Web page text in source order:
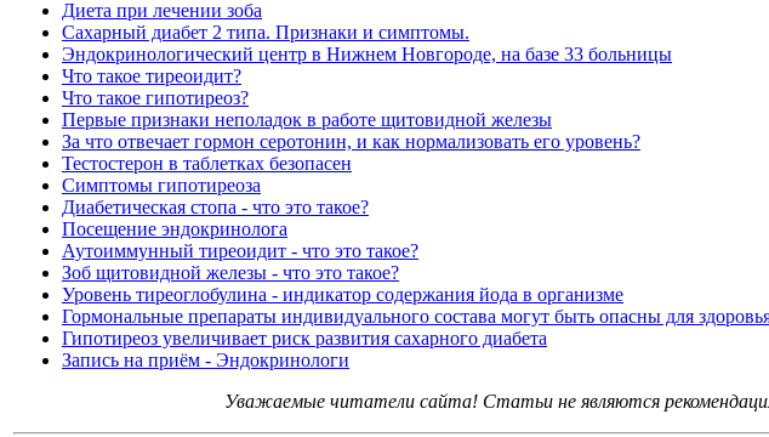
Диета при лечении зоба
Сахарный диабет 2 типа. Признаки и симптомы.
Эндокринологический центр в Нижнем Новгороде, на базе 33 больницы
Что такое тиреоидит?
Что такое гипотиреоз?
Первые признаки неполадок в работе щитовидной железы
За что отвечает гормон серотонин, и как нормализовать его уровень?
Тестостерон в таблетках безопасен
Симптомы гипотиреоза
Диабетическая стопа - что это такое?
Посещение эндокринолога
Аутоиммунный тиреоидит - что это такое?
Зоб щитовидной железы - что это такое?
Уровень тиреоглобулина - индикатор содержания йода в организме
Гормональные препараты индивидуального состава могут быть опасны для
Гипотиреоз увеличивает риск развития сахарного диабета
Запись на приём - Эндокринологи
Уважаемые читатели сайта! Статьи не являются